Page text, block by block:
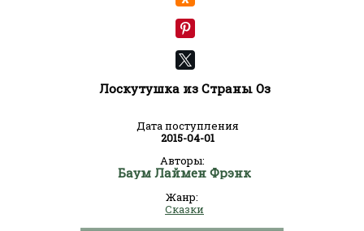
Лоскутушка из Страны Оз
Дата поступления
2015-04-01
Авторы:
Баум Лаймен Фрэнк
Жанр:
Сказки